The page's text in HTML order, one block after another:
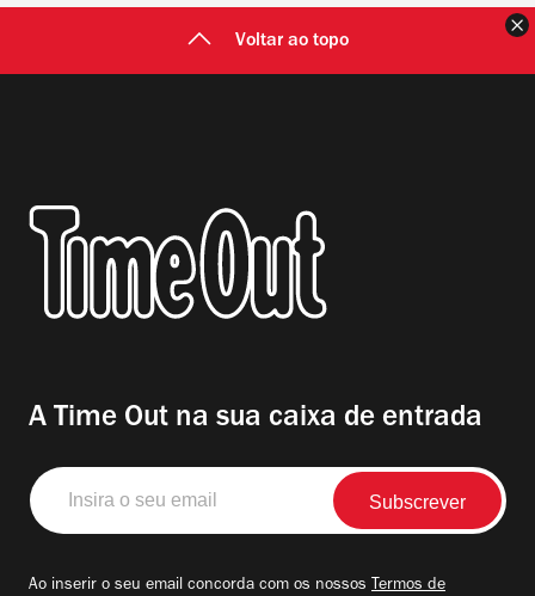
Voltar ao topo
A Time Out na sua caixa de entrada
Insira
o
seu
Ao inserir o seu email concorda com os nossos Termos de